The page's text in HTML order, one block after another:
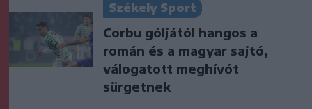
Székely Sport
Corbu góljától hangos a
román és a magyar sajtó,
válogatott meghívót
sürgetnek